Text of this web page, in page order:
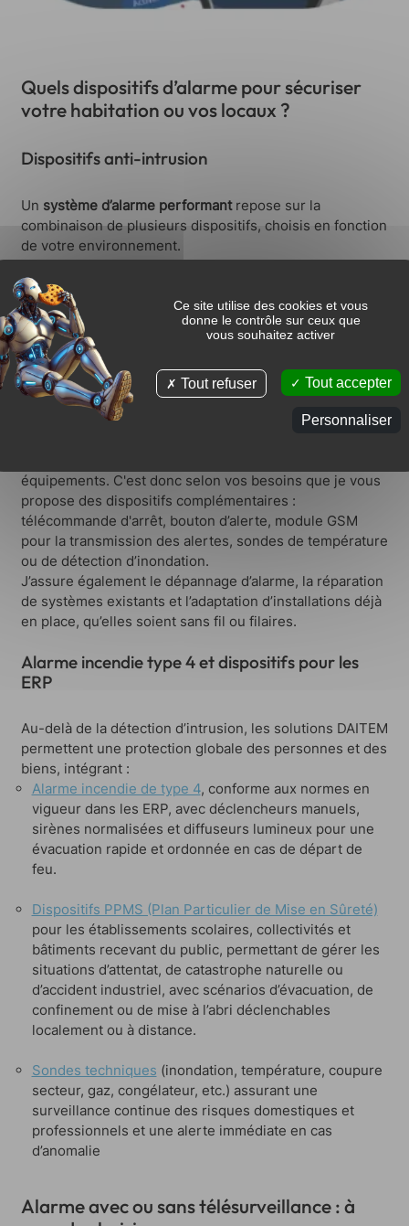
Ce site utilise des cookies et vous
donne le contrôle sur ceux que
vous souhaitez activer
Tout accepter
Tout refuser
Personnaliser
Quels dispositifs d’alarme pour sécuriser
votre habitation ou vos locaux ?
Dispositifs anti-intrusion
Un système d’alarme performant repose sur la
combinaison de plusieurs dispositifs, choisis en fonction
de votre environnement.
J’installe notamment :
alarmes anti-intrusion (centrale, détecteurs
d’ouverture et de mouvement)
alarmes connectées sans fil
sirène extérieure jusqu’à 142 dB avec une portée de 3
km
solutions d’interphonie
dispositifs de vidéosurveillance DAITEM
équipements. C'est donc selon vos besoins que je vous
propose des dispositifs complémentaires :
télécommande d'arrêt, bouton d’alerte, module GSM
pour la transmission des alertes, sondes de température
ou de détection d’inondation.
J’assure également le dépannage d’alarme, la réparation
de systèmes existants et l’adaptation d’installations déjà
en place, qu’elles soient sans fil ou filaires.
Alarme incendie type 4 et dispositifs pour les
ERP
Au-delà de la détection d’intrusion, les solutions DAITEM
permettent une protection globale des personnes et des
biens, intégrant :
Alarme incendie de type 4, conforme aux normes en
vigueur dans les ERP, avec déclencheurs manuels,
sirènes normalisées et diffuseurs lumineux pour une
évacuation rapide et ordonnée en cas de départ de
feu.
Dispositifs PPMS (Plan Particulier de Mise en Sûreté)
pour les établissements scolaires, collectivités et
bâtiments recevant du public, permettant de gérer les
situations d’attentat, de catastrophe naturelle ou
d’accident industriel, avec scénarios d’évacuation, de
confinement ou de mise à l’abri déclenchables
localement ou à distance.
Sondes techniques (inondation, température, coupure
secteur, gaz, congélateur, etc.) assurant une
surveillance continue des risques domestiques et
professionnels et une alerte immédiate en cas
d’anomalie
Alarme avec ou sans télésurveillance : à